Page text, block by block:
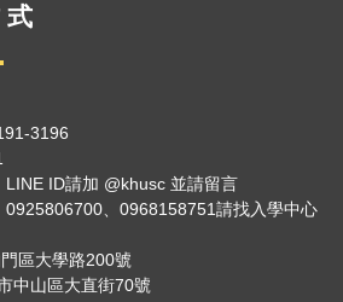
式
3196
ID請加 @khusc 並請留言
0925806700、0968158751請找入學中心
區大學路200號
中山區大直街70號